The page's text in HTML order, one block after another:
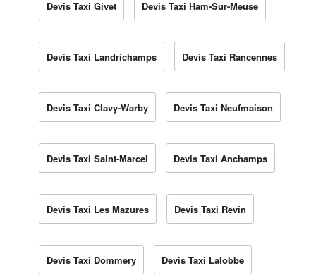
Devis Taxi Givet Devis Taxi Ham-Sur-Meuse
Devis Taxi Landrichamps Devis Taxi Rancennes
Devis Taxi Clavy-Warby Devis Taxi Neufmaison
Devis Taxi Saint-Marcel Devis Taxi Anchamps
Devis Taxi Les Mazures Devis Taxi Revin
Devis Taxi Dommery Devis Taxi Lalobbe